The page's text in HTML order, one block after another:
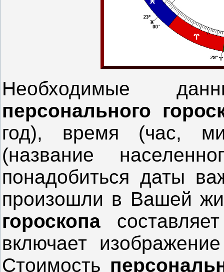
Необходимые
персонального
год), время (час,
(название
понадобиться даты
произошли в Вашей
гороскопа
включает
Стоимость